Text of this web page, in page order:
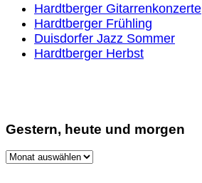
Hardtberger Gitarrenkonzerte
Hardtberger Frühling
Duisdorfer Jazz Sommer
Hardtberger Herbst
Gestern, heute und morgen
Gestern,